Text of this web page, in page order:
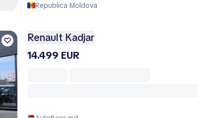
Republica Moldova
Renault Kadjar
14.499 EUR